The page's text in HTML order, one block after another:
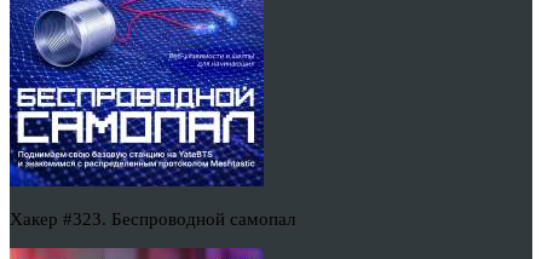
Хакер #323. Беспроводной самопал